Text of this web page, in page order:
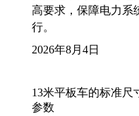
高要求，保障电力系
行。
2026年8月4日
13米平板车的标准尺
参数